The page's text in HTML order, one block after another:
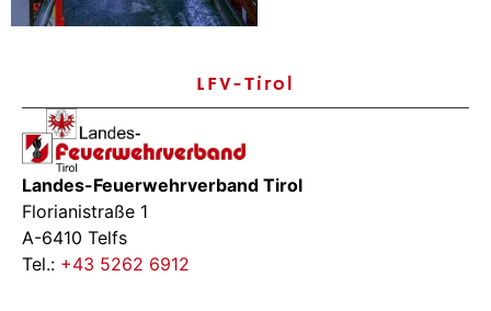
LFV-Tirol
Landes-Feuerwehrverband Tirol
Florianistraße 1
A-6410 Telfs
Tel.: +43 5262 6912